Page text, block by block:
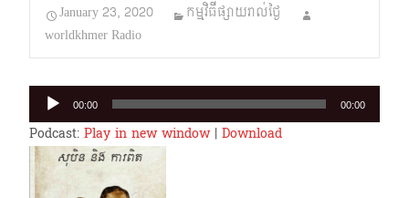
January 23, 2020
កម្មវិធីផ្សាយរាល់ថ្ងៃ
worldkhmer Radio
Audio
Player
00:00 00:00
Podcast: Play in new window| Download